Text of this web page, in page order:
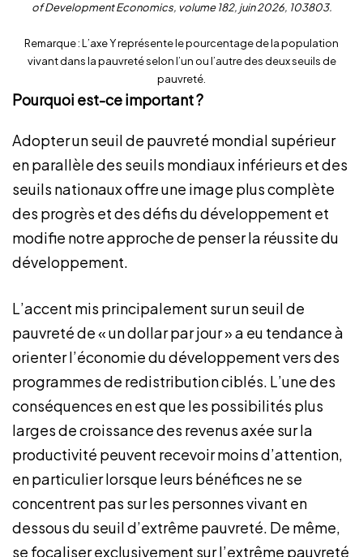
of Development Economics, volume 182, juin 2026, 103803.
Remarque : L’axe Y représente le pourcentage de la population
vivant dans la pauvreté selon l’un ou l’autre des deux seuils de
pauvreté.
Pourquoi est-ce important ?
Adopter un seuil de pauvreté mondial supérieur
en parallèle des seuils mondiaux inférieurs et des
seuils nationaux offre une image plus complète
des progrès et des défis du développement et
modifie notre approche de penser la réussite du
développement.
L’accent mis principalement sur un seuil de
pauvreté de « un dollar par jour » a eu tendance à
orienter l’économie du développement vers des
programmes de redistribution ciblés. L’une des
conséquences en est que les possibilités plus
larges de croissance des revenus axée sur la
productivité peuvent recevoir moins d’attention,
en particulier lorsque leurs bénéfices ne se
concentrent pas sur les personnes vivant en
dessous du seuil d’extrême pauvreté. De même,
se focaliser exclusivement sur l’extrême pauvreté